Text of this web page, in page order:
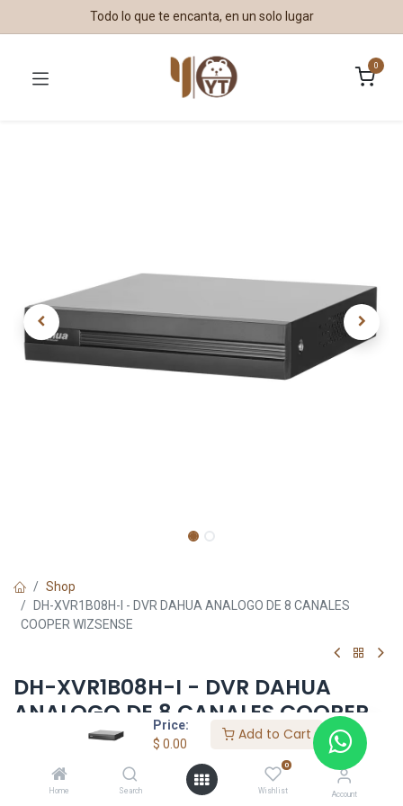
Price:
$ 0.00
Add to Cart
Home Search
0
Wishlist Account
Todo lo que te encanta, en un solo lugar
0
Shop
DH-XVR1B08H-I - DVR DAHUA ANALOGO DE 8 CANALES
COOPER WIZSENSE
DH-XVR1B08H-I - DVR DAHUA
ANALOGO DE 8 CANALES COOPER
WIZSENSE
0.00